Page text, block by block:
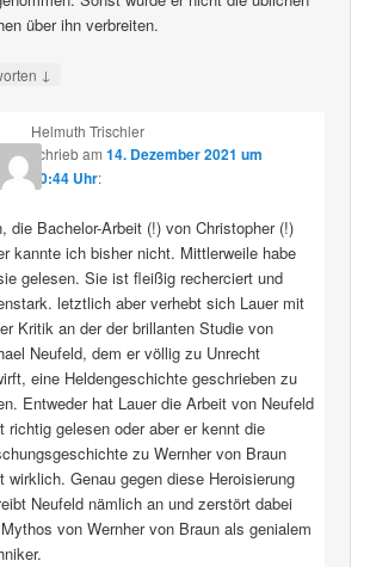
über ihn verbreiten.
↓
Helmuth Trischler
schriebam 14. Dezember 2021 um
20:44 Uhr:
die Bachelor-Arbeit (!) von Christopher (!)
kannte ich bisher nicht. Mittlerweile habe
gelesen. Sie ist fleißig recherciert und
letztlich aber verhebt sich Lauer mit
Kritik an der der brillanten Studie von
Neufeld, dem er völlig zu Unrecht
eine Heldengeschichte geschrieben zu
Entweder hat Lauer die Arbeit von Neufeld
richtig gelesen oder aber er kennt die
zu Wernher von Braun
wirklich. Genau gegen diese Heroisierung
Neufeld nämlich an und zerstört dabei
von Wernher von Braun als genialem